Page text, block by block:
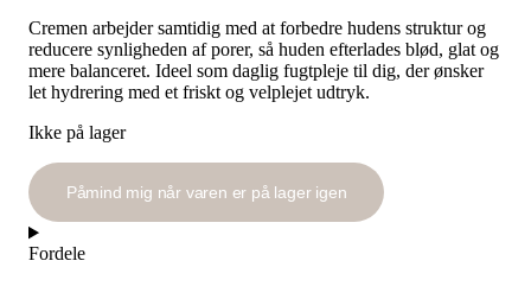
Cremen arbejder samtidig med at forbedre hudens struktur og
reducere synligheden af porer, så huden efterlades blød, glat og
mere balanceret. Ideel som daglig fugtpleje til dig, der ønsker
let hydrering med et friskt og velplejet udtryk.
Ikke på lager
Påmind mig når varen er på lager igen
Fordele